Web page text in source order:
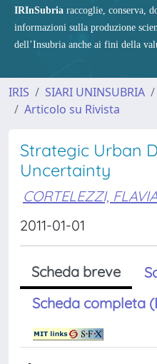
IRInSubria raccoglie, conserva,
informazioni sulla produzione
dell’Insubria anche ai fini della
IRIS SIARI UNINSUBRIA
Articolo su Rivista
Strategic Urban
Uncertainty
CORTELEZZI,
2011-01-01
Scheda breve
Scheda completa